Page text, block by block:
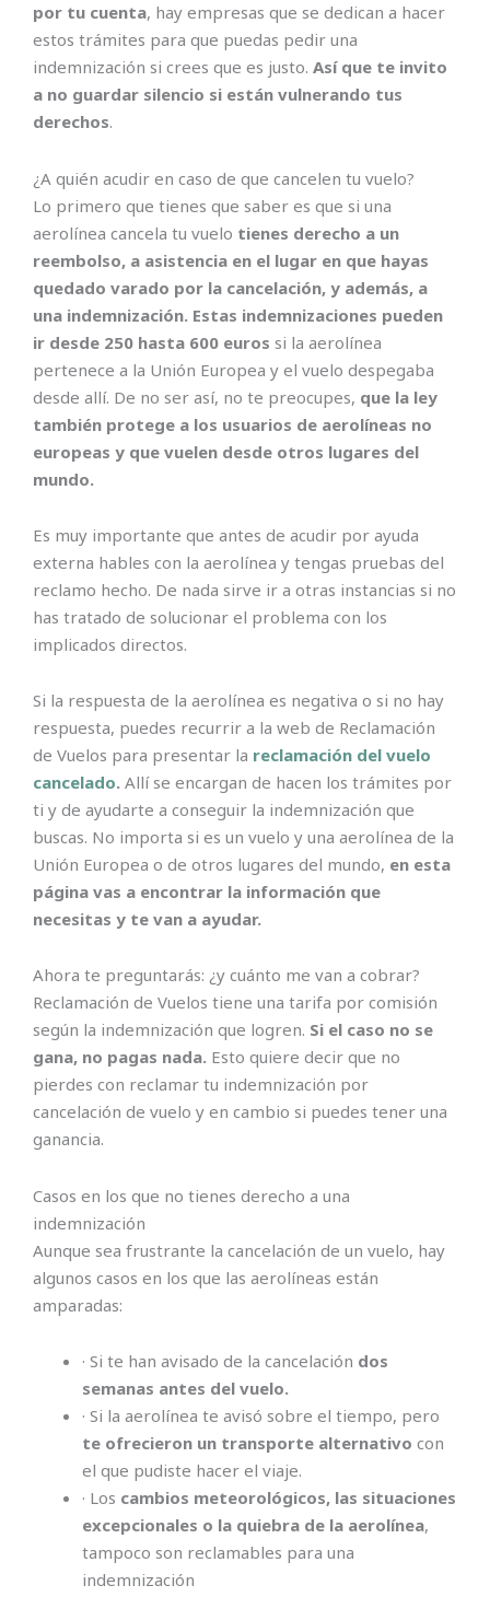
por tu cuenta, hay empresas que se dedican a hacer
estos trámites para que puedas pedir una
indemnización si crees que es justo. Así que te invito
a no guardar silencio si están vulnerando tus
derechos.
¿A quién acudir en caso de que cancelen tu vuelo?
Lo primero que tienes que saber es que si una
aerolínea cancela tu vuelo tienes derecho a un
reembolso, a asistencia en el lugar en que hayas
quedado varado por la cancelación, y además, a
una indemnización. Estas indemnizaciones pueden
ir desde 250 hasta 600 euros si la aerolínea
pertenece a la Unión Europea y el vuelo despegaba
desde allí. De no ser así, no te preocupes, que la ley
también protege a los usuarios de aerolíneas no
europeas y que vuelen desde otros lugares del
mundo.
Es muy importante que antes de acudir por ayuda
externa hables con la aerolínea y tengas pruebas del
reclamo hecho. De nada sirve ir a otras instancias si no
has tratado de solucionar el problema con los
implicados directos.
Si la respuesta de la aerolínea es negativa o si no hay
respuesta, puedes recurrir a la web de Reclamación
de Vuelos para presentar la reclamación del vuelo
cancelado. Allí se encargan de hacen los trámites por
ti y de ayudarte a conseguir la indemnización que
buscas. No importa si es un vuelo y una aerolínea de la
Unión Europea o de otros lugares del mundo, en esta
página vas a encontrar la información que
necesitas y te van a ayudar.
Ahora te preguntarás: ¿y cuánto me van a cobrar?
Reclamación de Vuelos tiene una tarifa por comisión
según la indemnización que logren. Si el caso no se
gana, no pagas nada. Esto quiere decir que no
pierdes con reclamar tu indemnización por
cancelación de vuelo y en cambio si puedes tener una
ganancia.
Casos en los que no tienes derecho a una
indemnización
Aunque sea frustrante la cancelación de un vuelo, hay
algunos casos en los que las aerolíneas están
amparadas:
· Si te han avisado de la cancelación dos
semanas antes del vuelo.
· Si la aerolínea te avisó sobre el tiempo, pero
te ofrecieron un transporte alternativo con
el que pudiste hacer el viaje.
· Los cambios meteorológicos, las situaciones
excepcionales o la quiebra de la aerolínea,
tampoco son reclamables para una
indemnización